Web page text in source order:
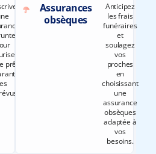
prêt
Assurances
obsèques
Anticipez
les frais
funéraires
et
soulagez
vos
proches
en
choisissant
une
assurance
obsèques
adaptée à
vos
besoins.